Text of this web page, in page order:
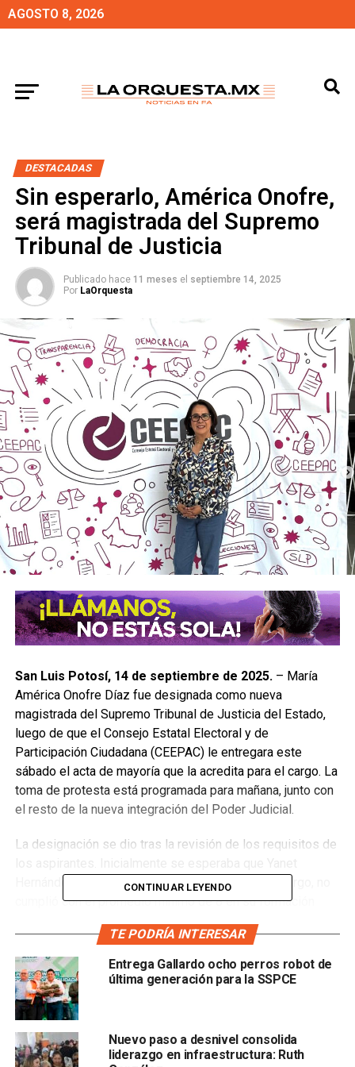
AGOSTO 8, 2026
DESTACADAS
Sin esperarlo, América Onofre,
será magistrada del Supremo
Tribunal de Justicia
Publicado hace 11 meses el septiembre 14, 2025
Por LaOrquesta
San Luis Potosí, 14 de septiembre de 2025. – María
América Onofre Díaz fue designada como nueva
magistrada del Supremo Tribunal de Justicia del Estado,
luego de que el Consejo Estatal Electoral y de
Participación Ciudadana (CEEPAC) le entregara este
sábado el acta de mayoría que la acredita para el cargo. La
toma de protesta está programada para mañana, junto con
el resto de la nueva integración del Poder Judicial.
La designación se dio tras la revisión de los requisitos de
Hernández Trejo ocupara la magistratura; sin embargo, no
cumplió con el promedio mínimo de 8 en su formación
ser elegible como aspirante a la integración del Poder
Judicial. La condición de “pase automático” no aplicó para
Hernández Trejo, pues no tiene carrera judicial y fue
propuesta del legislativo.
CONTINUAR LEYENDO
TE PODRÍA INTERESAR
Entrega Gallardo ocho perros robot de
última generación para la SSPCE
Nuevo paso a desnivel consolida
liderazgo en infraestructura: Ruth